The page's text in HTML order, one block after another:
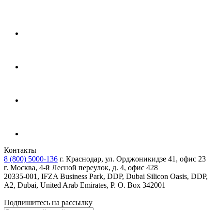
Контакты
8 (800) 5000-136 г. Краснодар, ул. Орджоникидзе 41, офис 23
г. Москва, 4-й Лесной переулок, д. 4, офис 428
20335-001, IFZA Business Park, DDP, Dubai Silicon Oasis, DDP,
A2, Dubai, United Arab Emirates, P. O. Box 342001
Подпишитесь на рассылку